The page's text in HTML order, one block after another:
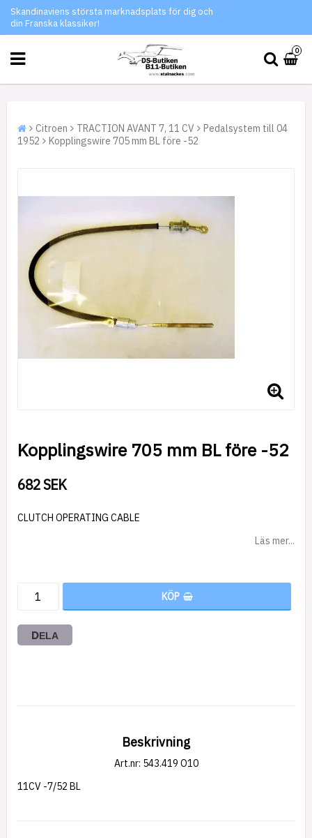
Skandinaviens största marknadsplats för dig och
din Franska klassiker!
0
Citroen TRACTION AVANT 7, 11 CV
Pedalsystem till 04
1952
Kopplingswire 705 mm BL före -52
Kopplingswire 705 mm BL före -52
682 SEK
CLUTCH OPERATING CABLE
Läs mer...
KÖP
DELA
Beskrivning
Art.nr: 543.419 O10
11CV -7/52 BL